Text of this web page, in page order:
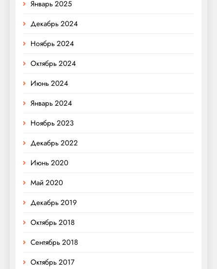
Январь 2025
Декабрь 2024
Ноябрь 2024
Октябрь 2024
Июнь 2024
Январь 2024
Ноябрь 2023
Декабрь 2022
Июнь 2020
Май 2020
Декабрь 2019
Октябрь 2018
Сентябрь 2018
Октябрь 2017